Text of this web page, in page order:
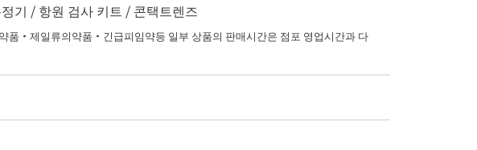
기 / 항원 검사 키트 / 콘택트렌즈
・제일류의약품・긴급피임약등 일부 상품의 판매시간은 점포 영업시간과 다